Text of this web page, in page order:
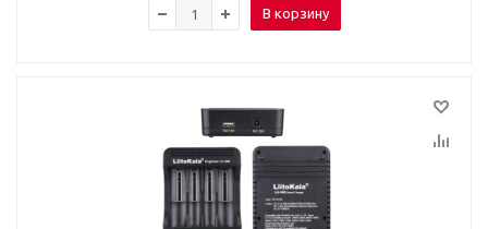
В корзину